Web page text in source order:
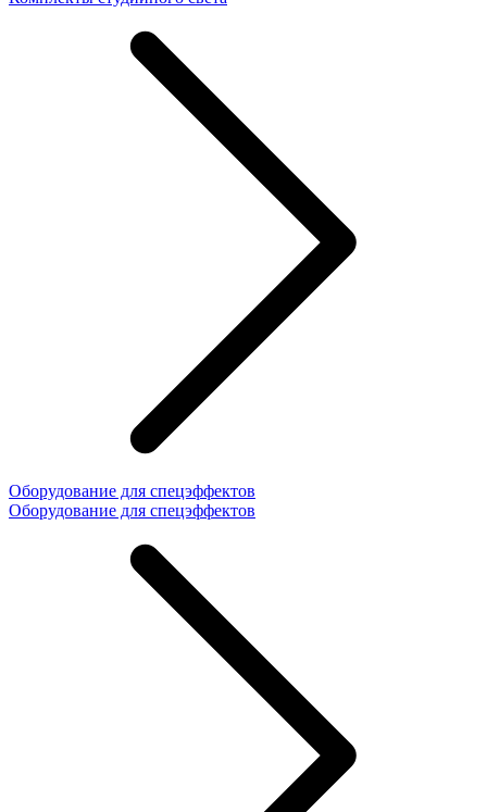
Оборудование для спецэффектов
Оборудование для спецэффектов